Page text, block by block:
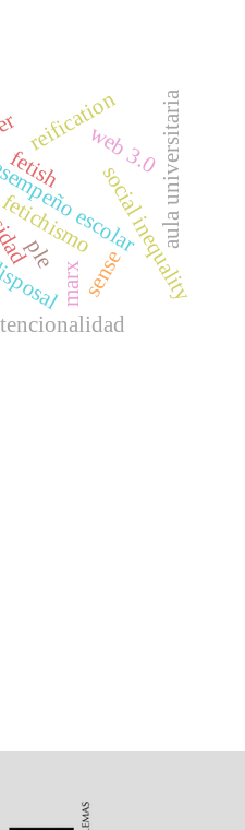
fetichismoescolar
social inequality
fetish
reification
marx
ple
web 3.0aula universitaria
sense